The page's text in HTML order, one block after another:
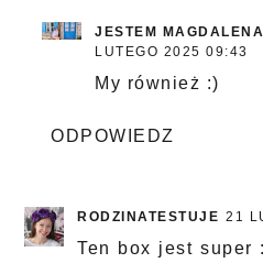
JESTEM
LUTEGO 2025 09:43
My również :)
ODPOWIEDZ
RODZINATESTUJE 21
Ten box jest super